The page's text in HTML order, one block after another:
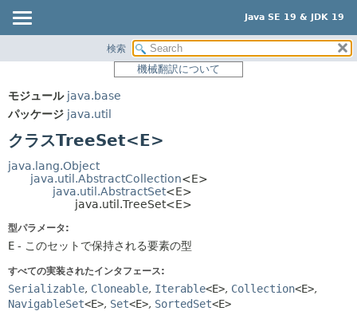
Java SE 19 & JDK 19
パッケージ
使用
ツリー
プレビュー
新規
非推奨
索引
ヘルプ
サマリー:
ネスト済
詳細:
検索
機械翻訳について
モジュール java.base
パッケージ java.util
クラスTreeSet<E>
java.lang.Object
java.util.AbstractCollection<E>
java.util.AbstractSet<E>
java.util.TreeSet<E>
型パラメータ:
E - このセットで保持される要素の型
すべての実装されたインタフェース:
Serializable, Cloneable, Iterable<E>, Collection<E>,
NavigableSet<E>, Set<E>, SortedSet<E>